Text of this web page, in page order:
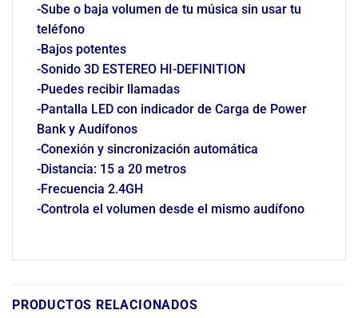
-Sube o baja volumen de tu música sin usar tu
teléfono
-Bajos potentes
-Sonido 3D ESTEREO HI-DEFINITION
-Puedes recibir llamadas
-Pantalla LED con indicador de Carga de Power
Bank y Audífonos
-Conexión y sincronización automática
-Distancia: 15 a 20 metros
-Frecuencia 2.4GH
-Controla el volumen desde el mismo audífono
PRODUCTOS RELACIONADOS